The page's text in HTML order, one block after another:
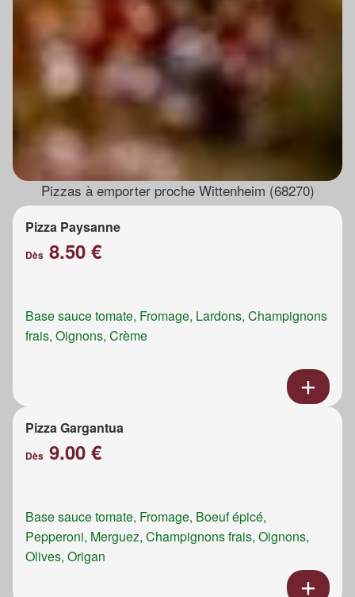
Pizzas à emporter proche Wittenheim (68270)
Pizza Paysanne
Dès 8.50 €
Base sauce tomate, Fromage, Lardons, Champignons
frais, Oignons, Crème
Pizza Gargantua
Dès 9.00 €
Base sauce tomate, Fromage, Boeuf épicé,
Pepperoni, Merguez, Champignons frais, Oignons,
Olives, Origan